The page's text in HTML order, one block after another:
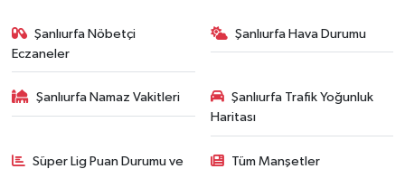
Şanlıurfa Nöbetçi
Eczaneler
Şanlıurfa Hava Durumu
Şanlıurfa Namaz Vakitleri
Şanlıurfa Trafik Yoğunluk
Haritası
Süper Lig Puan Durumu ve Tüm Manşetler